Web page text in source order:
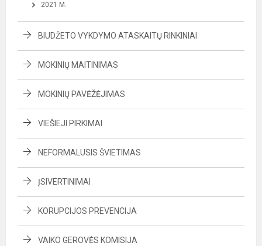
2021 M.
BIUDŽETO VYKDYMO ATASKAITŲ RINKINIAI
MOKINIŲ MAITINIMAS
MOKINIŲ PAVĖŽĖJIMAS
VIEŠIEJI PIRKIMAI
NEFORMALUSIS ŠVIETIMAS
ĮSIVERTINIMAI
KORUPCIJOS PREVENCIJA
VAIKO GEROVĖS KOMISIJA